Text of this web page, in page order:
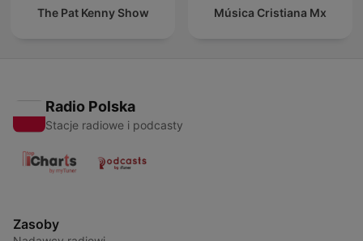
The Pat Kenny Show Música Cristiana Mx
Radio Polska
Stacje radiowe i podcasty
Zasoby